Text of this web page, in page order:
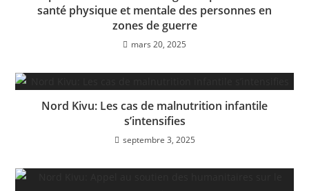
k
santé physique et mentale des personnes en
zones de guerre
mars 20, 2025
Nord Kivu: Les cas de malnutrition infantile
s’intensifies
septembre 3, 2025